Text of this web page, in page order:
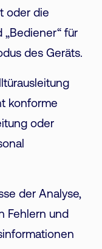
oder die
für
des Geräts.
konforme
oder
der Analyse,
Fehlern und